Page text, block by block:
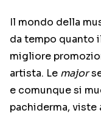
Il mondo della
da tempo quanto
migliore
artista. Le major
e comunque si
pachiderma,